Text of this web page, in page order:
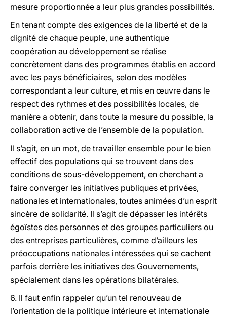
mesure proportionnée a leur plus grandes possibilités.
En tenant compte des exigences de la liberté et de la
dignité de chaque peuple, une authentique
coopération au développement se réalise
concrètement dans des programmes établis en accord
avec les pays bénéficiaires, selon des modèles
correspondant a leur culture, et mis en œuvre dans le
respect des rythmes et des possibilités locales, de
manière a obtenir, dans toute la mesure du possible, la
collaboration active de l’ensemble de la population.
Il s’agit, en un mot, de travailler ensemble pour le bien
effectif des populations qui se trouvent dans des
conditions de sous-développement, en cherchant a
faire converger les initiatives publiques et privées,
nationales et internationales, toutes animées d’un esprit
sincère de solidarité. Il s’agit de dépasser les intérêts
égoïstes des personnes et des groupes particuliers ou
des entreprises particulières, comme d’ailleurs les
préoccupations nationales intéressées qui se cachent
parfois derrière les initiatives des Gouvernements,
spécialement dans les opérations bilatérales.
6. Il faut enfin rappeler qu’un tel renouveau de
l’orientation de la politique intérieure et internationale